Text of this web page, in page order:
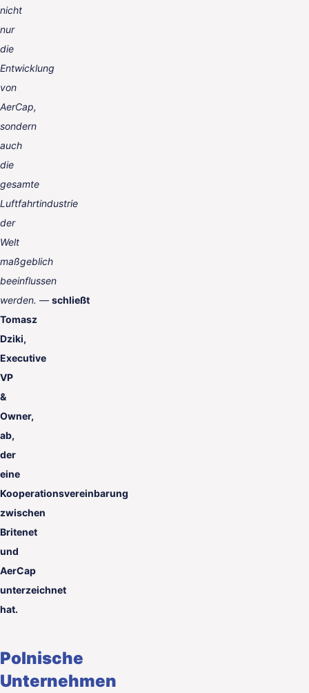
nicht
nur
die
Entwicklung
von
AerCap,
sondern
auch
die
gesamte
Luftfahrtindustrie
der
Welt
maßgeblich
beeinflussen
werden. — schließt
Tomasz
Dziki,
Executive
VP
&
Owner,
ab,
der
eine
Kooperationsvereinbarung
zwischen
Britenet
und
AerCap
unterzeichnet
hat.
Polnische
Unternehmen